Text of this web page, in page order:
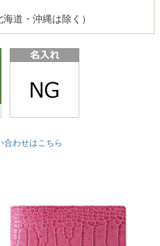
道・沖縄は除く）
合わせはこちら